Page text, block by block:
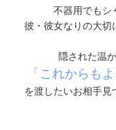
不器用でもシ
彼・彼女なりの大切
隠された温
「これからも
を渡したいお相手